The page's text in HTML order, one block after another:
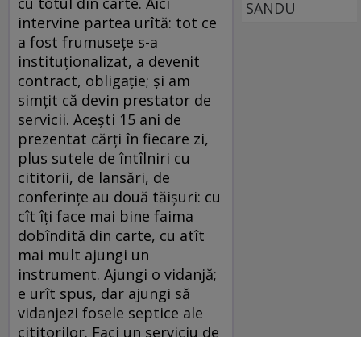
intervine partea urîtă: tot ce
a fost frumusețe s-a
instituționalizat, a devenit
contract, obligație; și am
simțit că devin prestator de
servicii. Acești 15 ani de
prezentat cărți în fiecare zi,
plus sutele de întîlniri cu
cititorii, de lansări, de
conferințe au două tăișuri: cu
cît îți face mai bine faima
dobîndită din carte, cu atît
mai mult ajungi un
instrument. Ajungi o vidanjă;
e urît spus, dar ajungi să
vidanjezi fosele septice ale
cititorilor. Faci un serviciu de
SANDU